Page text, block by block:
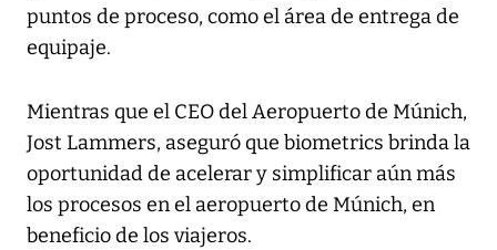
puntos de proceso, como el área de entrega de
equipaje.
Mientras que el CEO del Aeropuerto de Múnich,
Jost Lammers, aseguró que biometrics brinda la
oportunidad de acelerar y simplificar aún más
los procesos en el aeropuerto de Múnich, en
beneficio de los viajeros.